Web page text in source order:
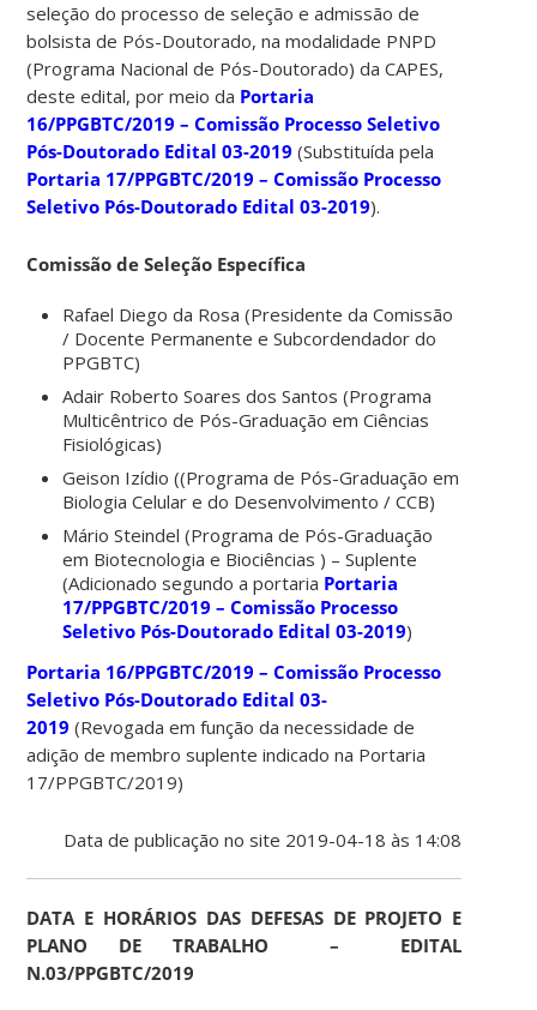
seleção do processo de seleção e admissão de
bolsista de Pós-Doutorado, na modalidade PNPD
(Programa Nacional de Pós-Doutorado) da CAPES,
deste edital, por meio da Portaria
16/PPGBTC/2019 – Comissão Processo Seletivo
Pós-Doutorado Edital 03-2019 (Substituída pela
Portaria 17/PPGBTC/2019 – Comissão Processo
Seletivo Pós-Doutorado Edital 03-2019).
Comissão de Seleção Específica
Rafael Diego da Rosa (Presidente da Comissão
/ Docente Permanente e Subcordendador do
PPGBTC)
Adair Roberto Soares dos Santos (Programa
Multicêntrico de Pós-Graduação em Ciências
Fisiológicas)
Geison Izídio ((Programa de Pós-Graduação em
Biologia Celular e do Desenvolvimento / CCB)
Mário Steindel (Programa de Pós-Graduação
em Biotecnologia e Biociências ) – Suplente
(Adicionado segundo a portaria Portaria
17/PPGBTC/2019 – Comissão Processo
Seletivo Pós-Doutorado Edital 03-2019)
Portaria 16/PPGBTC/2019 – Comissão Processo
Seletivo Pós-Doutorado Edital 03-
2019 (Revogada em função da necessidade de
adição de membro suplente indicado na Portaria
17/PPGBTC/2019)
Data de publicação no site 2019-04-18 às 14:08
DATA E HORÁRIOS DAS DEFESAS DE PROJETO E
PLANO DE TRABALHO – EDITAL
N.03/PPGBTC/2019